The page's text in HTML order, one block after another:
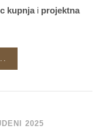
kupnjai projektna
2025